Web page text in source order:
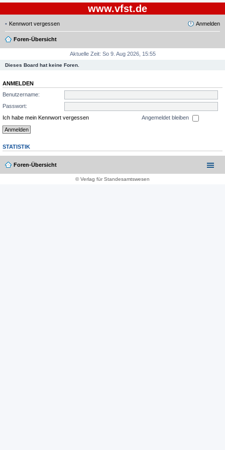
www.vfst.de
Kennwort vergessen Anmelden
Foren-Übersicht
Aktuelle Zeit: So 9. Aug 2026, 15:55
Dieses Board hat keine Foren.
ANMELDEN
Benutzername:
Passwort:
Ich habe mein Kennwort vergessen
Angemeldet bleiben
STATISTIK
Foren-Übersicht
© Verlag für Standesamtswesen